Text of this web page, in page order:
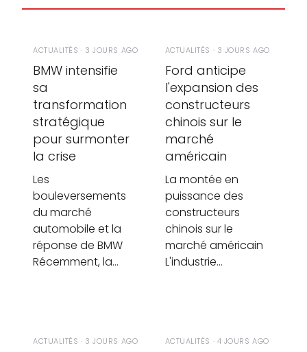
ACTUALITÉS · 3 JOURS AGO
BMW intensifie
sa
transformation
stratégique
pour surmonter
la crise
Les
bouleversements
du marché
automobile et la
réponse de BMW
Récemment, la…
ACTUALITÉS · 3 JOURS AGO
Ford anticipe
l'expansion des
constructeurs
chinois sur le
marché
américain
La montée en
puissance des
constructeurs
chinois sur le
marché américain
L'industrie…
ACTUALITÉS · 3 JOURS AGO ACTUALITÉS · 4 JOURS AGO